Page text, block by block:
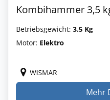
Kombihammer 3,5
Betriebsgewicht: 3.5 Kg
Motor: Elektro
WISMAR
Mehr